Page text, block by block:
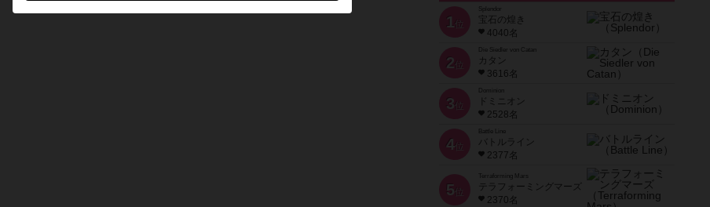
1 位
宝石の煌き
4040名
2 位
Die Siedler von Catan
カタン
3616名
3 位
ドミニオン
2528名
4位
Battle Line
バトルライン
2377名
5 位
Terraforming Mars
テラフォーミングマーズ
2370名